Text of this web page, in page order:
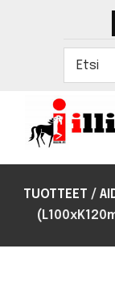
rakentamisen
kalustamisen
TUOTTEET /